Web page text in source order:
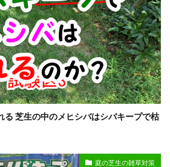
る 芝生の中のメヒシバはシバキープで枯
庭の芝生の雑草対策